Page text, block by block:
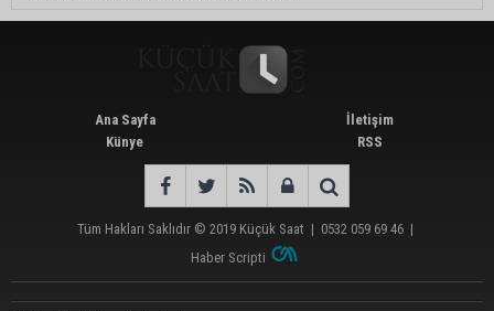
Ana Sayfa
Künye
İletişim
RSS
Tüm Hakları Saklıdır © 2019 Küçük Saat | 0532 059 69 46 |
Haber Scripti